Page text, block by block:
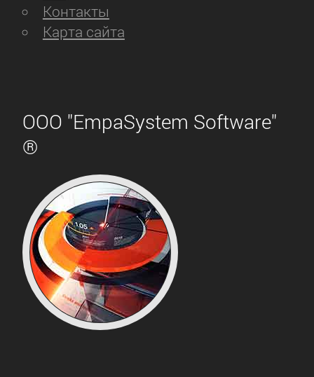
Контакты
Карта сайта
ООО "EmpaSystem Software"
®